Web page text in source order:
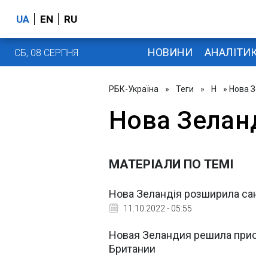
UA EN RU
СБ, 08 СЕРПНЯ НОВИНИ
РБК-Україна » Теги » Н » Нова
Нова
МАТЕРІАЛИ ПО ТЕМІ
Нова Зеландія розширила
11.10.2022 - 05:55
Новая Зеландия решила
Британии